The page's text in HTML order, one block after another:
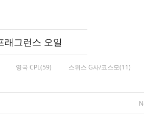
래그런스 오일
영국 CPL(59) 스위스 G사/코스모(11)